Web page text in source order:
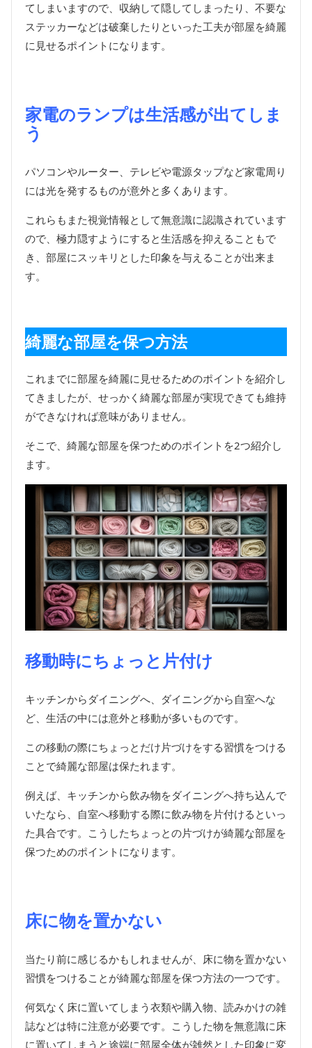
てしまいますので、収納して隠してしまったり、不要な
ステッカーなどは破棄したりといった工夫が部屋を綺麗
に見せるポイントになります。
家電のランプは生活感が出てしま
う
パソコンやルーター、テレビや電源タップなど家電周り
には光を発するものが意外と多くあります。
これらもまた視覚情報として無意識に認識されています
ので、極力隠すようにすると生活感を抑えることもで
き、部屋にスッキリとした印象を与えることが出来ま
す。
綺麗な部屋を保つ方法
これまでに部屋を綺麗に見せるためのポイントを紹介し
てきましたが、せっかく綺麗な部屋が実現できても維持
ができなければ意味がありません。
そこで、綺麗な部屋を保つためのポイントを2つ紹介し
ます。
移動時にちょっと片付け
キッチンからダイニングへ、ダイニングから自室へな
ど、生活の中には意外と移動が多いものです。
この移動の際にちょっとだけ片づけをする習慣をつける
ことで綺麗な部屋は保たれます。
例えば、キッチンから飲み物をダイニングへ持ち込んで
いたなら、自室へ移動する際に飲み物を片付けるといっ
た具合です。こうしたちょっとの片づけが綺麗な部屋を
保つためのポイントになります。
床に物を置かない
当たり前に感じるかもしれませんが、床に物を置かない
習慣をつけることが綺麗な部屋を保つ方法の一つです。
何気なく床に置いてしまう衣類や購入物、読みかけの雑
誌などは特に注意が必要です。こうした物を無意識に床
に置いてしまうと途端に部屋全体が雑然とした印象に変